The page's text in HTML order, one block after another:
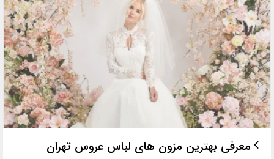
معرفی بهترین مزون های لباس عروس تهران